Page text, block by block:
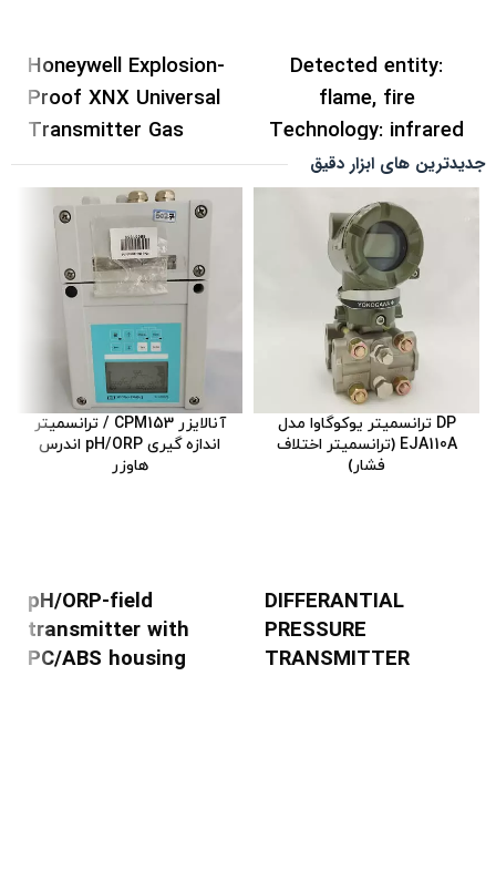
Detected entity:‌
flame, fire
Technology:‌ infrared
Application:for fire
safety applications
Honeywell Explosion-
Proof XNX Universal
Transmitter Gas
DetectorXNX-
AMAV-RNNNN
ترانسمیتر دتکتور گاز
ضد انفجار یونیورسال
هانیول آمریکا مدل
XNX-AMAV-RNNNN
HART over 4-20mA
output and 3
fault/alarm relays
جدیدترین های ابزار دقیق
DP ترانسمیتر یوکوگاوا مدل
EJA110A (ترانسمیتر اختلاف
فشار)
DIFFERANTIAL
PRESSURE
TRANSMITTER
آنالایزر CPM153 / ترانسمیتر
اندازه گیری pH/ORP اندرس
هاوزر
pH/ORP-field
transmitter with
PC/ABS housing